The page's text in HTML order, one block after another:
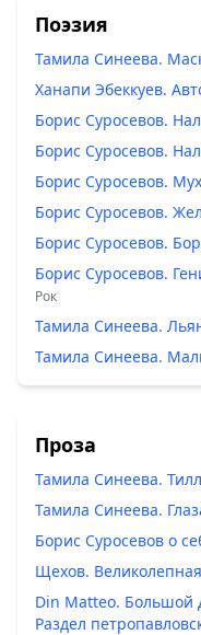
Поэзия
Тамила Синеева.
Ханапи Эбеккуев.
Борис Суросевов.
Борис Суросевов.
Борис Суросевов.
Борис Суросевов.
Борис Суросевов.
Борис Суросевов.
Рок
Тамила Синеева.
Тамила Синеева.
Проза
Тамила Синеева.
Тамила Синеева.
Борис Суросевов о
Щехов.
Din Matteo. Большой
Раздел